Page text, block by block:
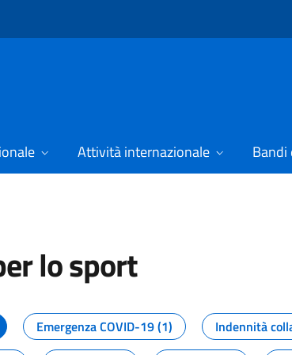
Attività internazionale Bandi
lo sport
dal Dipartimento per
Emergenza COVID-19 (1) Indennità